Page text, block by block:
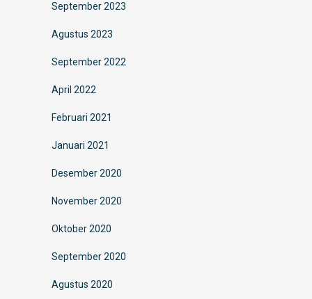
September 2023
Agustus 2023
September 2022
April 2022
Februari 2021
Januari 2021
Desember 2020
November 2020
Oktober 2020
September 2020
Agustus 2020